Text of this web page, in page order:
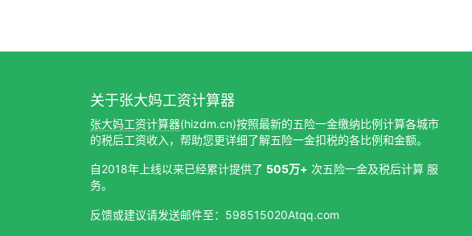
关于张大妈工资计算器
张大妈工资计算器(hizdm.cn)按照最新的五险一金缴纳比例计算各城市
的税后工资收入，帮助您更详细了解五险一金扣税的各比例和金额。
自2018年上线以来已经累计提供了 505万+ 次五险一金及税后计算 服
务。
反馈或建议请发送邮件至：598515020Atqq.com